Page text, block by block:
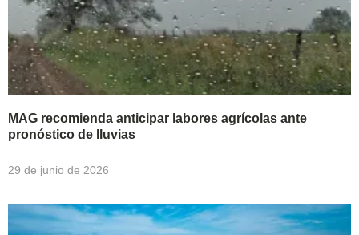
MAG recomienda anticipar labores agrícolas ante
pronóstico de lluvias
29 de junio de 2026